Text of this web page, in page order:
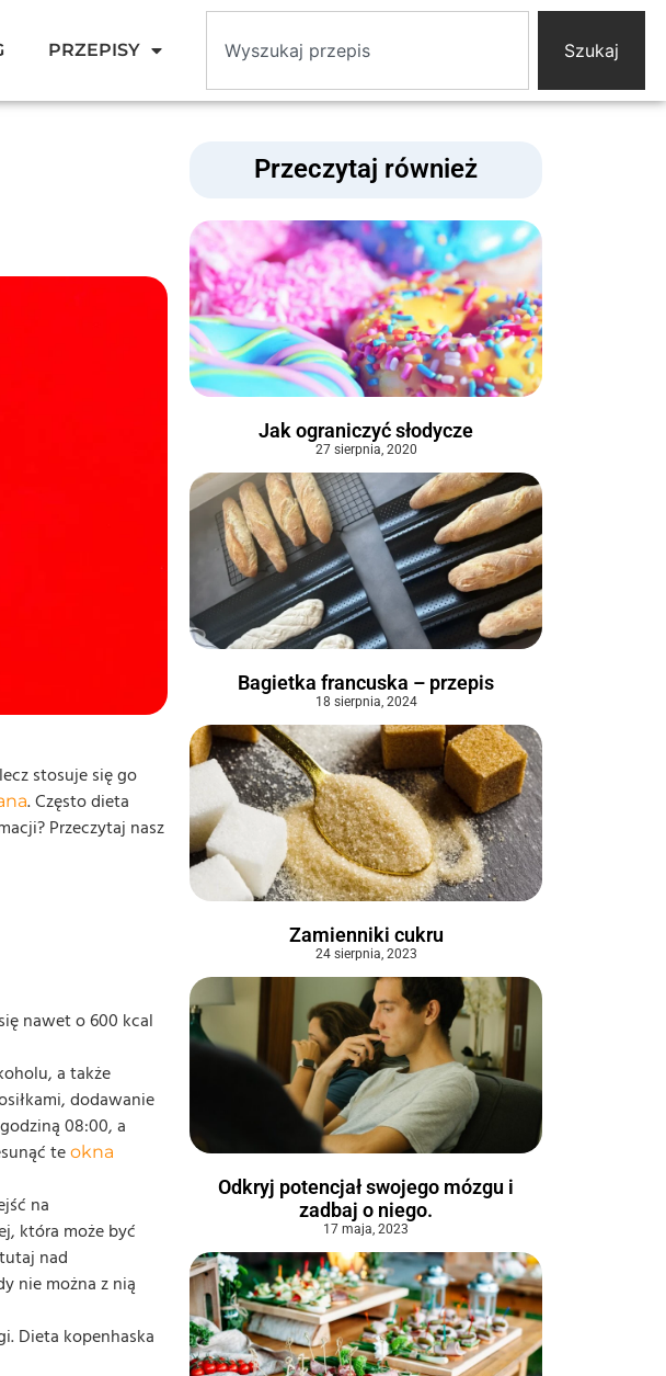
PRZEPISY Szukaj
stosuje się go
. Często dieta
Przeczytaj nasz
nawet o 600 kcal
a także
dodawanie
08:00, a
te okna
na
która może być
nad
nie można z nią
Dieta kopenhaska
Przeczytaj również
Jak ograniczyć słodycze
27 sierpnia, 2020
Bagietka francuska – przepis
18 sierpnia, 2024
Zamienniki cukru
24 sierpnia, 2023
Odkryj potencjał swojego mózgu i
zadbaj o niego.
17 maja, 2023